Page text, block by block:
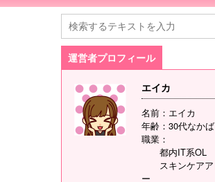
運営者プロフィール
エイカ
名前：エイカ
年齢：30代なかば
職業：
都内IT系OL
スキンケアア
ー